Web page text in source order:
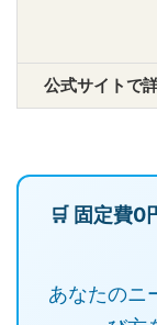
公式サイトで
🛒 固定費0
あなたのニ